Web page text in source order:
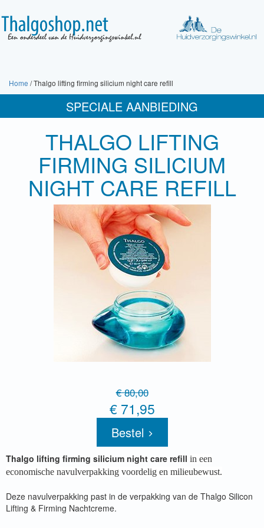
Home / Thalgo lifting firming silicium night care refill
SPECIALE AANBIEDING
THALGO LIFTING
FIRMING SILICIUM
NIGHT CARE REFILL
€ 80,00
€ 71,95
Bestel
Thalgo lifting firming silicium night care refill in een
economische navulverpakking voordelig en milieubewust.
Deze navulverpakking past in de verpakking van de Thalgo Silicon
Lifting & Firming Nachtcreme.